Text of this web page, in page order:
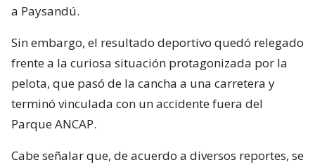
a Paysandú.
Sin embargo, el resultado deportivo quedó relegado
frente a la curiosa situación protagonizada por la
pelota, que pasó de la cancha a una carretera y
terminó vinculada con un accidente fuera del
Parque ANCAP.
Cabe señalar que, de acuerdo a diversos reportes, se